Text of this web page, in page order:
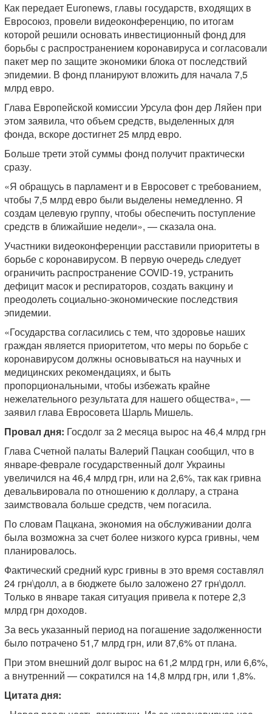
Как передает Euronews, главы государств, входящих в
Евросоюз, провели видеоконференцию, по итогам
которой решили основать инвестиционный фонд для
борьбы с распространением коронавируса и согласовали
пакет мер по защите экономики блока от последствий
эпидемии. В фонд планируют вложить для начала 7,5
млрд евро.
Глава Европейской комиссии Урсула фон дер Ляйен при
этом заявила, что объем средств, выделенных для
фонда, вскоре достигнет 25 млрд евро.
Больше трети этой суммы фонд получит практически
сразу.
«Я обращусь в парламент и в Евросовет с требованием,
чтобы 7,5 млрд евро были выделены немедленно. Я
создам целевую группу, чтобы обеспечить поступление
средств в ближайшие недели», — сказала она.
Участники видеоконференции расставили приоритеты в
борьбе с коронавирусом. В первую очередь следует
ограничить распространение COVID-19, устранить
дефицит масок и респираторов, создать вакцину и
преодолеть социально-экономические последствия
эпидемии.
«Государства согласились с тем, что здоровье наших
граждан является приоритетом, что меры по борьбе с
коронавирусом должны основываться на научных и
медицинских рекомендациях, и быть
пропорциональными, чтобы избежать крайне
нежелательного результата для нашего общества», —
заявил глава Евросовета Шарль Мишель.
Провал дня: Госдолг за 2 месяца вырос на 46,4 млрд грн
Глава Счетной палаты Валерий Пацкан сообщил, что в
январе-феврале государственный долг Украины
увеличился на 46,4 млрд грн, или на 2,6%, так как гривна
девальвировала по отношению к доллару, а страна
заимствовала больше средств, чем погасила.
По словам Пацкана, экономия на обслуживании долга
была возможна за счет более низкого курса гривны, чем
планировалось.
Фактический средний курс гривны в это время составлял
24 грн\долл, а в бюджете было заложено 27 грн\долл.
Только в январе такая ситуация привела к потере 2,3
млрд грн доходов.
За весь указанный период на погашение задолженности
было потрачено 51,7 млрд грн, или 87,6% от плана.
При этом внешний долг вырос на 61,2 млрд грн, или 6,6%,
а внутренний — сократился на 14,8 млрд грн, или 1,8%.
Цитата дня: